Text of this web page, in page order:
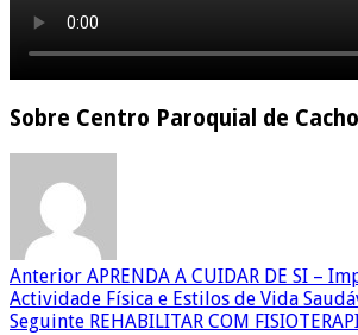
Sobre Centro Paroquial de
Anterior APRENDA A CUIDAR DE SI –
Actividade Física e Estilos de Vida
Seguinte REHABILITAR COM